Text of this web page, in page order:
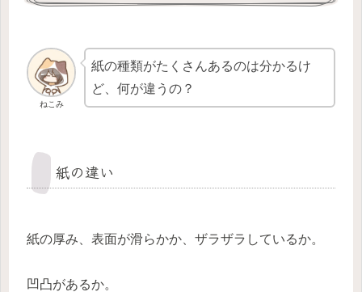
ねこみ
紙の種類がたくさんあるのは分かるけ
ど、何が違うの？
紙の違い
紙の厚み、表面が滑らかか、ザラザラしているか。
凹凸があるか。